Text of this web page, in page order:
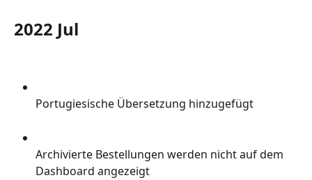
2022 Jul
Portugiesische Übersetzung hinzugefügt
Archivierte Bestellungen werden nicht auf dem
Dashboard angezeigt